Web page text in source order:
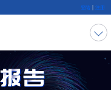
登陆 | 注册